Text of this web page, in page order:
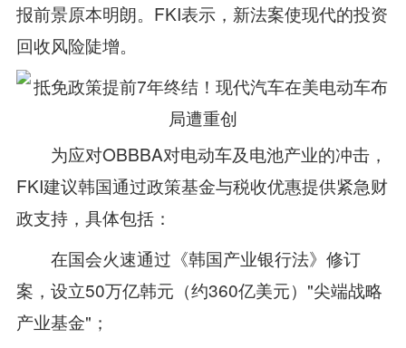
报前景原本明朗。FKI表示，新法案使现代的投资
回收风险陡增。
为应对OBBBA对电动车及电池产业的冲击，
FKI建议韩国通过政策基金与税收优惠提供紧急财
政支持，具体包括：
在国会火速通过《韩国产业银行法》修订
案，设立50万亿韩元（约360亿美元）"尖端战略
产业基金"；